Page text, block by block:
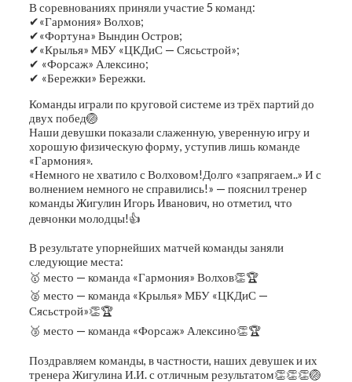
В соревнованиях приняли участие 5 команд:
✔«Гармония» Волхов;
✔«Фортуна» Вындин Остров;
✔«Крылья» МБУ «ЦКДиС — Сясьстрой»;
✔ «Форсаж» Алексино;
✔ «Бережки» Бережки.
Команды играли по круговой системе из трёх партий до
двух побед🏐
Наши девушки показали слаженную, уверенную игру и
хорошую физическую форму, уступив лишь команде
«Гармония».
«Немного не хватило с Волховом!Долго «запрягаем..» И с
волнением немного не справились!» — пояснил тренер
команды Жигулин Игорь Иванович, но отметил, что
девчонки молодцы!👍
В результате упорнейших матчей команды заняли
следующие места:
🥇 место — команда «Гармония» Волхов👏🏆
🥈 место — команда «Крылья» МБУ «ЦКДиС —
Сясьстрой»👏🏆
🥉 место — команда «Форсаж» Алексино👏🏆
Поздравляем команды, в частности, наших девушек и их
тренера Жигулина И.И. с отличным результатом👏👏👏🏐